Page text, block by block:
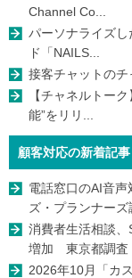
Channel Co...
パーソナライズ
ド「NAILS...
接客チャットの
【チャネルトー
能”をリリ...
顧客対応の新着記事
電話窓口のAI音
ズ・プランナーズ
消費者生活相談、
増加 東京都調査
2026年10月「カ